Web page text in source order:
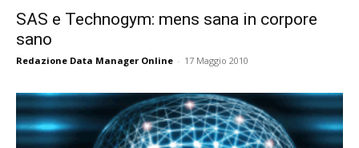
SAS e Technogym: mens sana in corpore
sano
Redazione Data Manager Online - 17 Maggio 2010